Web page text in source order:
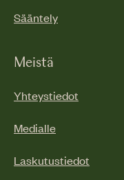
Sääntely
Meistä
Yhteystiedot
Medialle
Laskutustiedot